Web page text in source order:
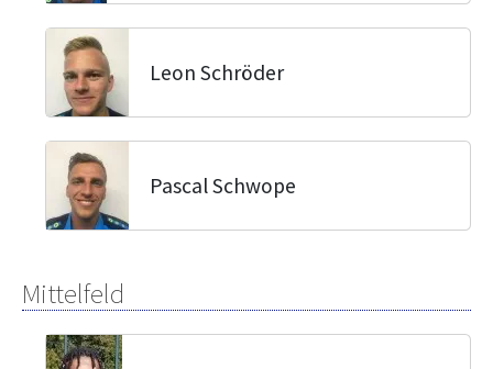
Leon Schröder
Pascal Schwope
Mittelfeld